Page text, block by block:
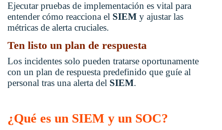
Ejecutar pruebas de implementación es vital para
entender cómo reacciona el SIEM y ajustar las
métricas de alerta cruciales.
Ten listo un plan de respuesta
Los incidentes solo pueden tratarse oportunamente
con un plan de respuesta predefinido que guíe al
personal tras una alerta del SIEM.
¿Qué es un SIEM y un SOC?